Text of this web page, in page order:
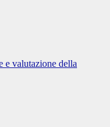
e valutazione della